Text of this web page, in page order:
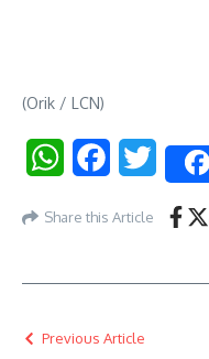
(Orik / LCN)
WhatsAppFacebookTwitter
Share this Article
Previous Article